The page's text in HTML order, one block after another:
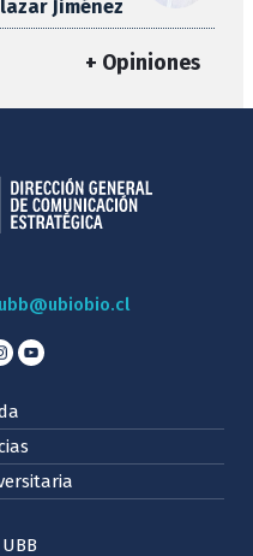
Jiménez
+ Opiniones